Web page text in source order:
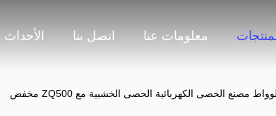
معلومات عنا اتصل بنا الأحداث